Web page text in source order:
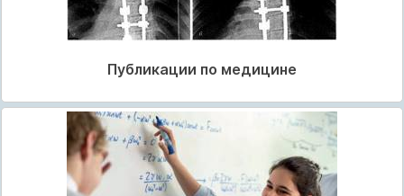
Публикации по медицине